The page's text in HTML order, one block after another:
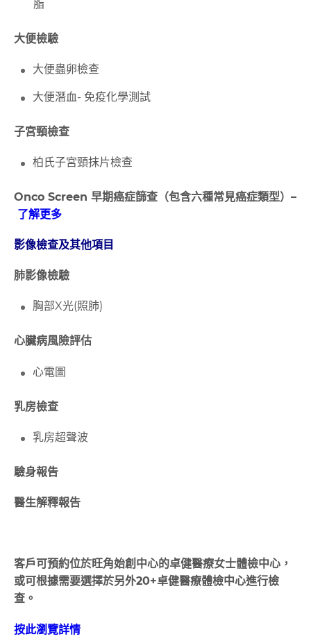
脂
大便檢驗
大便蟲卵檢查
大便潛血- 免疫化學測試
子宮頸檢查
柏氏子宮頸抹片檢查
Onco Screen 早期癌症篩查（包含六種常見癌症類型）–
了解更多
影像檢查及其他項目
肺影像檢驗
胸部X光(照肺)
心臟病風險評估
心電圖
乳房檢查
乳房超聲波
驗身報告
醫生解釋報告
客戶可預約位於旺角始創中心的卓健醫療⼥⼠體檢中⼼，
或可根據需要選擇於另外20+卓健醫療體檢中⼼進⾏檢
查。
按此瀏覽詳情